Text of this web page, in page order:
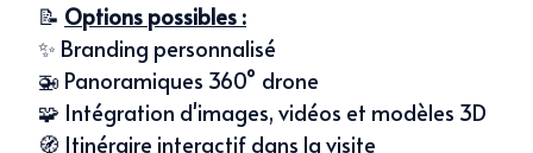
📝 Options possibles :
✨ Branding personnalisé
🚁 Panoramiques 360° drone
🧩 Intégration d'images, vidéos et modèles 3D
🧭 Itinéraire interactif dans la visite